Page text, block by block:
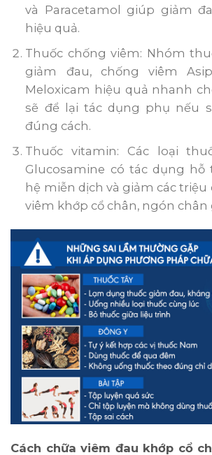
và Paracetamol giúp giảm
hiệu quả.
Thuốc chống viêm: Nhóm
giảm đau, chống viêm
Meloxicam hiệu quả nhanh
sẽ để lại tác dụng phụ nếu
đúng cách.
Thuốc vitamin: Các loại
Glucosamine có tác dụng hỗ
hệ miễn dịch và giảm các
viêm khớp cổ chân, ngón chân
Cách chữa viêm đau khớp cổ